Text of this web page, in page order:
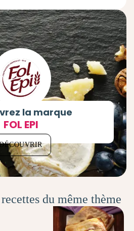
la marque
FOL EPI
du même thème